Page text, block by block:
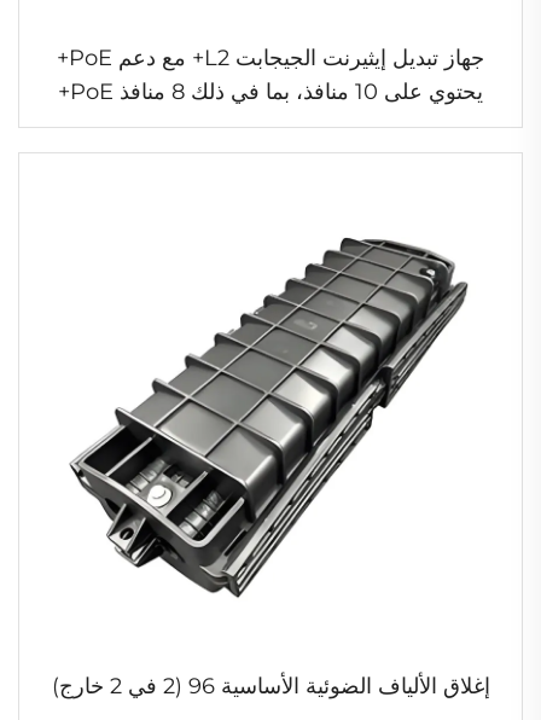
جهاز تبديل إيثيرنت الجيجابت L2+ مع دعم PoE+
يحتوي على 10 منافذ، بما في ذلك 8 منافذ PoE+
بقدرة 125W، مع وجود منفذين SFP بدقة 1/2.5Gb
كوصلات صعودية
إغلاق الألياف الضوئية الأساسية 96 (2 في 2 خارج)